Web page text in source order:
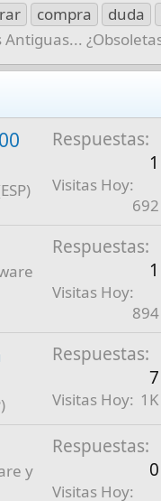
compra duda
Respuestas
1
Visitas Hoy
692
Respuestas
1
Visitas Hoy
894
Respuestas
7
Visitas Hoy 1K
y
Respuestas
0
Visitas Hoy